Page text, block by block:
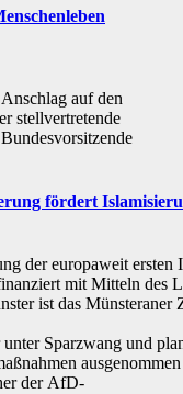
auf den
stellvertretende
fördert
der europaweit ersten
mit Mitteln des
ist das
Sparzwang und
der AfD-